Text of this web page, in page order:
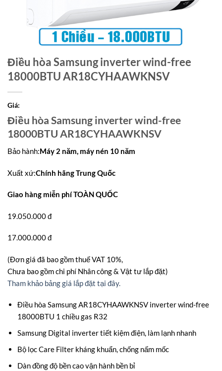
Điều hòa Samsung inverter wind-free
18000BTU AR18CYHAAWKNSV
Giá:
Điều hòa Samsung inverter wind-free
18000BTU AR18CYHAAWKNSV
Bảo hành:Máy 2 năm, máy nén 10 năm
Xuất xứ:Chính hãng Trung Quốc
Giao hàng miễn phí TOÀN QUỐC
19.050.000 đ
17.000.000 đ
(Đơn giá đã bao gồm thuế VAT 10%,
Chưa bao gồm chi phí Nhân công & Vật tư lắp đặt)
Tham khảo bảng giá lắp đặt tại đây.
Điều hòa Samsung AR18CYHAAWKNSV inverter wind-free
18000BTU 1 chiều gas R32
Samsung Digital inverter tiết kiệm điện, làm lạnh nhanh
Bộ lọc Care Filter kháng khuẩn, chống nấm mốc
Dàn đồng độ bền cao vận hành bền bỉ